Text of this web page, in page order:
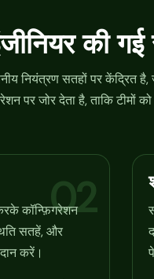
+
1
की गई
नियंत्रण सतहों पर केंद्रित है,
पर जोर देता है, ताकि टीमों
02
कॉन्फ़िगरेशन
सतहें, और
करें।